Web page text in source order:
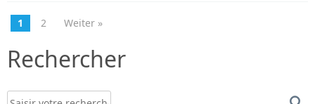
1 2 Weiter »
Rechercher